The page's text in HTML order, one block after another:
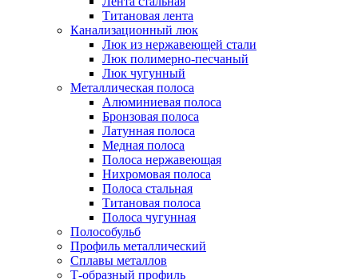
Титановая лента
Канализационный люк
Люк из нержавеющей стали
Люк полимерно-песчаный
Люк чугунный
Металлическая полоса
Алюминиевая полоса
Бронзовая полоса
Латунная полоса
Медная полоса
Полоса нержавеющая
Нихромовая полоса
Полоса стальная
Титановая полоса
Полоса чугунная
Полособульб
Профиль металлический
Сплавы металлов
Т-образный профиль